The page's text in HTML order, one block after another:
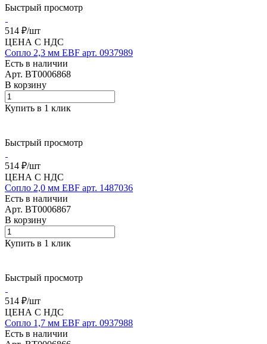
Быстрый просмотр
514 ₽/шт
ЦЕНА С НДС
Сопло 2,3 мм EBF арт. 0937989
Есть в наличии
Арт. BT0006868
В корзину
Купить в 1 клик
Быстрый просмотр
514 ₽/шт
ЦЕНА С НДС
Сопло 2,0 мм EBF арт. 1487036
Есть в наличии
Арт. BT0006867
В корзину
Купить в 1 клик
Быстрый просмотр
514 ₽/шт
ЦЕНА С НДС
Сопло 1,7 мм EBF арт. 0937988
Есть в наличии